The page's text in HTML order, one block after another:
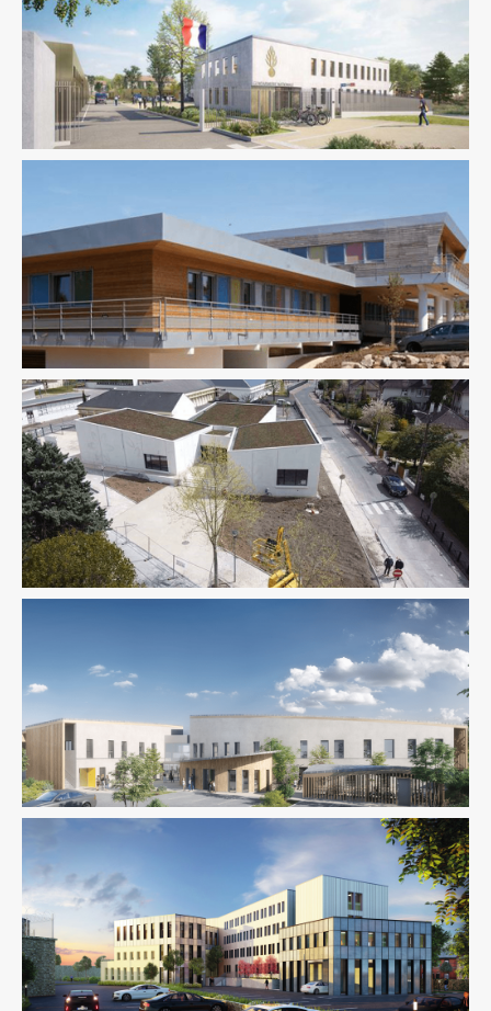
Équipement Public Fluides Sûreté Sécurité Thermique
Économie De La Construction Équipement Public Fluides
Structure Thermique
Équipement Public Ingenierie TCE
Équipement Public Structure VRD
Équipement Public Fluides Ingenierie TCE Structure
Thermique VRD